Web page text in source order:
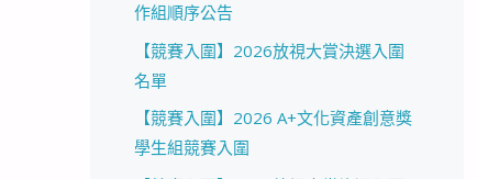
作組順序公告
【競賽入圍】2026放視大賞決選入圍
名單
【競賽入圍】2026 A+文化資產創意獎
學生組競賽入圍